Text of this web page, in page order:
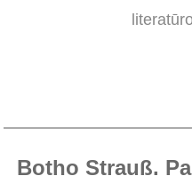
Botho Strauß.